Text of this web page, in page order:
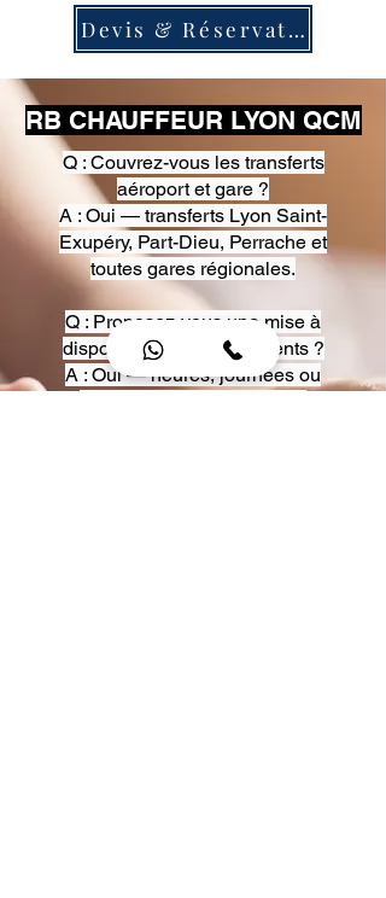
Devis & Réservation
RB CHAUFFEUR LYON QCM
Q : Couvrez-vous les transferts
aéroport et gare ?
A : Oui — transferts Lyon Saint-
Exupéry, Part-Dieu, Perrache et
toutes gares régionales.
Q : Proposez-vous une mise à
disposition pour événements ?
A : Oui — heures, journées ou